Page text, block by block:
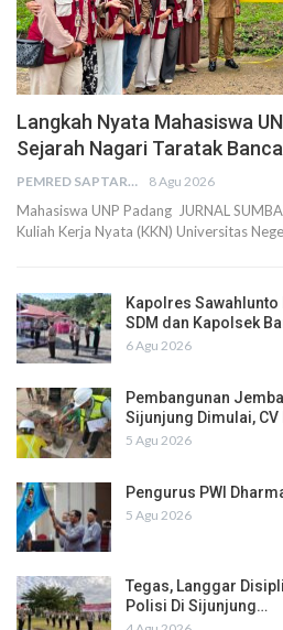
Langkah Nyata Mahasiswa
Sejarah Nagari Taratak
PEMRED SAPTARIUS 8 Agu 2026
Mahasiswa UNP Padang JURNAL
Kuliah Kerja Nyata (KKN) Universitas
Kapolres
SDM dan Kapolsek
6 Agu 2026
Pembangunan
Sijunjung Dimulai,
5 Agu 2026
Pengurus PWI
5 Agu 2026
Tegas, Langgar
Polisi Di Sijunjung…